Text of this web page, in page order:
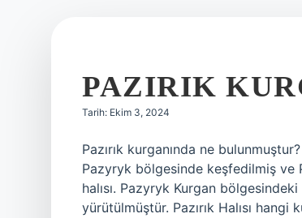
PAZIRIK
Tarih: Ekim 3, 2024
Pazırık kurganında ne
Pazyryk bölgesinde keşfedilmiş ve
halısı. Pazyryk Kurgan
yürütülmüştür. Pazırık Halısı